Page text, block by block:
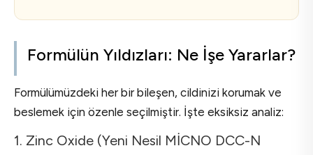
Formülün Yıldızları: Ne İşe Yararlar?
Formülümüzdeki her bir bileşen, cildinizi korumak ve
beslemek için özenle seçilmiştir. İşte eksiksiz analiz:
1. Zinc Oxide (Yeni Nesil MİCNO DCC-N